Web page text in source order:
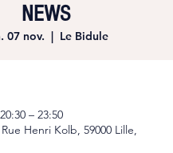
NEWS
07 nov.
  |
Le Bidule
– 23:50
Henri Kolb, 59000 Lille,